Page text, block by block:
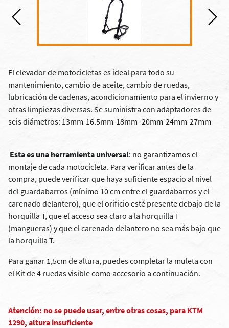
El elevador de motocicletas es ideal para todo su
mantenimiento, cambio de aceite, cambio de ruedas,
lubricación de cadenas, acondicionamiento para el invierno y
otras limpiezas diversas. Se suministra con adaptadores de
seis diámetros: 13mm-16.5mm-18mm- 20mm-24mm-27mm
Esta es una herramienta universal: no garantizamos el
montaje de cada motocicleta. Para verificar antes de la
compra, puede verificar que haya suficiente espacio al nivel
del guardabarros (mínimo 10 cm entre el guardabarros y el
carenado delantero), que el orificio esté presente debajo de la
horquilla T, que el acceso sea claro a la horquilla T
(mangueras) y que el carenado delantero no sea más bajo que
la horquilla T.
Para ganar 1,5cm de altura, puedes completar la muleta con
el Kit de 4 ruedasvisible como accesorio a continuación.
Atención: no se puede usar, entre otras cosas, para KTM
1290, altura insuficiente